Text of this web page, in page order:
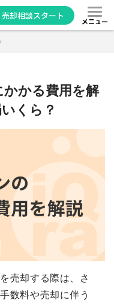
売却相談スタート
メニュー
かる費用を解
くら？
売却する際は、さ
数料や売却に伴う